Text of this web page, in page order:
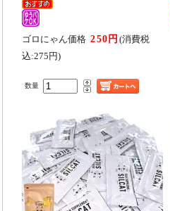
ゴロにゃん価格 250円 (消費税
込:275円)
数量